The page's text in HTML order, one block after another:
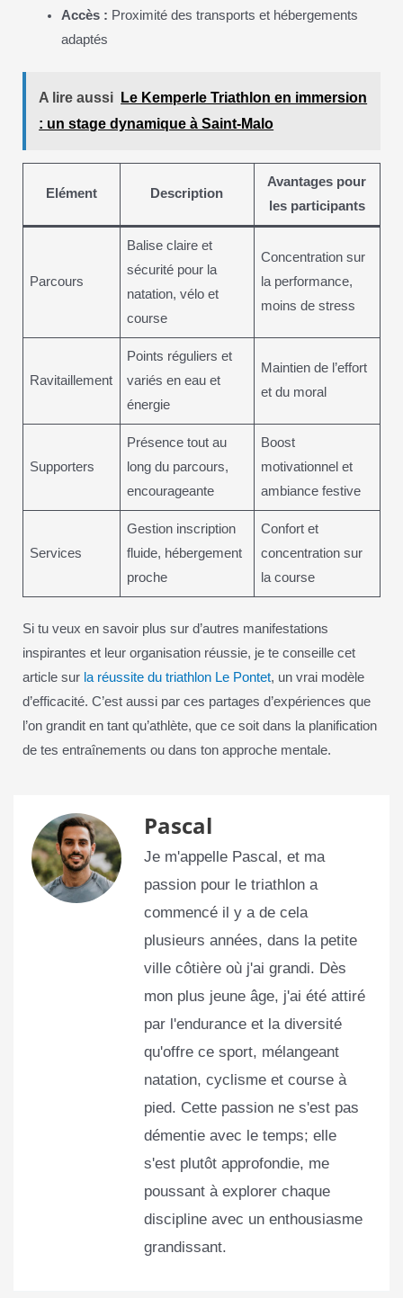
Accès : Proximité des transports et hébergements
adaptés
A lire aussi
Le Kemperle Triathlon en immersion
: un stage dynamique à Saint-Malo
Elément Description
Avantages pour
les participants
Parcours
Balise claire et
sécurité pour la
natation, vélo et
course
Concentration sur
la performance,
moins de stress
Ravitaillement
Points réguliers et
variés en eau et
énergie
Maintien de l’effort
et du moral
Supporters
Présence tout au
long du parcours,
encourageante
Boost
motivationnel et
ambiance festive
Services
Gestion inscription
fluide, hébergement
proche
Confort et
concentration sur
la course
Si tu veux en savoir plus sur d’autres manifestations
inspirantes et leur organisation réussie, je te conseille cet
article sur la réussite du triathlon Le Pontet, un vrai modèle
d’efficacité. C’est aussi par ces partages d’expériences que
l’on grandit en tant qu’athlète, que ce soit dans la planification
de tes entraînements ou dans ton approche mentale.
Pascal
Je m'appelle Pascal, et ma
passion pour le triathlon a
commencé il y a de cela
plusieurs années, dans la petite
ville côtière où j'ai grandi. Dès
mon plus jeune âge, j'ai été attiré
par l'endurance et la diversité
qu'offre ce sport, mélangeant
natation, cyclisme et course à
pied. Cette passion ne s'est pas
démentie avec le temps; elle
s'est plutôt approfondie, me
poussant à explorer chaque
discipline avec un enthousiasme
grandissant.